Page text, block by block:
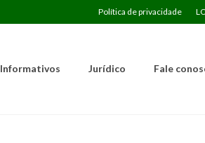
Política de privacidade
Informativos Jurídico Fale